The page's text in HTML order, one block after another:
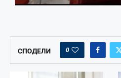
СПОДЕЛИ 0